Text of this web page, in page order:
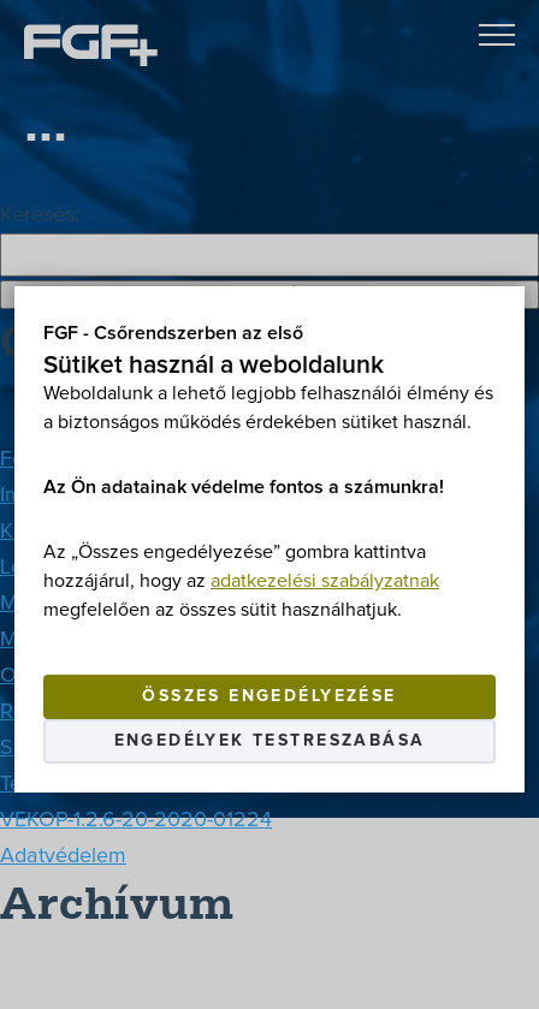
FGF - Csőrendszerben az első
Sütiket használ a weboldalunk
Weboldalunk a lehető legjobb felhasználói élmény és
a biztonságos működés érdekében sütiket használ.
Az Ön adatainak védelme fontos a számunkra!
Az „Összes engedélyezése” gombra kattintva
hozzájárul, hogy az adatkezelési szabályzatnak
megfelelően az összes sütit használhatjuk.
ÖSSZES ENGEDÉLYEZÉSE
ENGEDÉLYEK TESTRESZABÁSA
...
Keresés:
Oldalak
Főoldal
Impresszum
Kapcsolat
Letöltések
Márkák
Megoldások
Oldaltérkép
Rólunk
Szerviz
Termékek
VEKOP-1.2.6-20-2020-01224
Adatvédelem
Archívum